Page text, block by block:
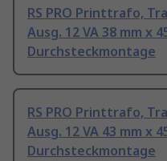
RS PRO Printtrafo,
Ausg. 12 VA 38 mm x
Durchsteckmontage
RS PRO Printtrafo,
Ausg. 12 VA 43 mm x
Durchsteckmontage